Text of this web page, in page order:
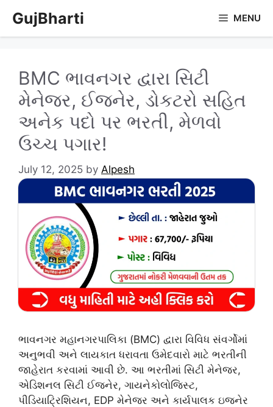
content
GujBharti MENU
BMC ભાવનગર દ્વારા સિટી
મેનેજર, ઈજનેર, ડોકટરો સહિત
અનેક પદો પર ભરતી, મેળવો
ઉચ્ચ પગાર!
July 12, 2025 by Alpesh
ભાવનગર મહાનગરપાલિકા (BMC) દ્વારા વિવિધ સંવર્ગોમાં
અનુભવી અને લાયકાત ધરાવતા ઉમેદવારો માટે ભરતીની
જાહેરાત કરવામાં આવી છે. આ ભરતીમાં સિટી મેનેજર,
એડિશનલ સિટી ઈજનેર, ગાયનેકોલોજિસ્ટ,
પીડિયાટ્રિશિયન, EDP મેનેજર અને કાર્યપાલક ઇજનેર